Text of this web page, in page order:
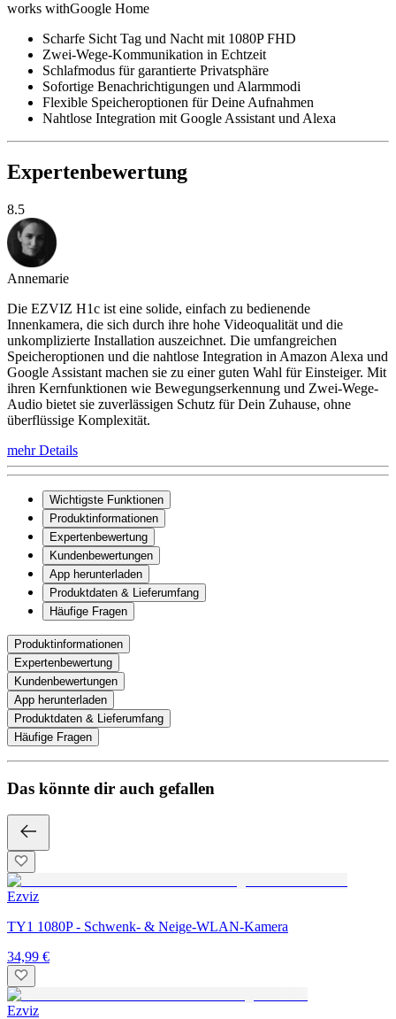
works withGoogle Home
Scharfe Sicht Tag und Nacht mit 1080P FHD
Zwei-Wege-Kommunikation in Echtzeit
Schlafmodus für garantierte Privatsphäre
Sofortige Benachrichtigungen und Alarmmodi
Flexible Speicheroptionen für Deine Aufnahmen
Nahtlose Integration mit Google Assistant und Alexa
Expertenbewertung
8.5
Annemarie
Die EZVIZ H1c ist eine solide, einfach zu bedienende
Innenkamera, die sich durch ihre hohe Videoqualität und die
unkomplizierte Installation auszeichnet. Die umfangreichen
Speicheroptionen und die nahtlose Integration in Amazon Alexa und
Google Assistant machen sie zu einer guten Wahl für Einsteiger. Mit
ihren Kernfunktionen wie Bewegungserkennung und Zwei-Wege-
Audio bietet sie zuverlässigen Schutz für Dein Zuhause, ohne
überflüssige Komplexität.
mehr Details
Wichtigste Funktionen
Produktinformationen
Expertenbewertung
Kundenbewertungen
App herunterladen
Produktdaten & Lieferumfang
Häufige Fragen
Produktinformationen
Expertenbewertung
Kundenbewertungen
App herunterladen
Produktdaten & Lieferumfang
Häufige Fragen
Das könnte dir auch gefallen
Ezviz
TY1 1080P - Schwenk- & Neige-WLAN-Kamera
34,99 €
Ezviz